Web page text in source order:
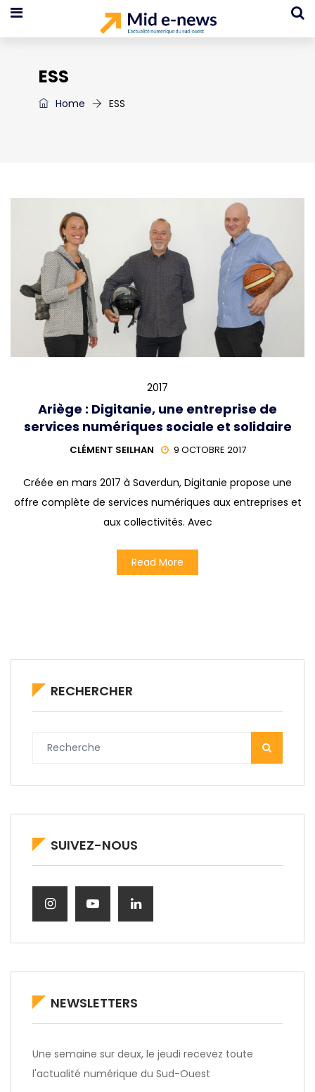
ESS
Home ESS
2017
Ariège : Digitanie, une entreprise de
services numériques sociale et solidaire
CLÉMENT SEILHAN 9 OCTOBRE 2017
Créée en mars 2017 à Saverdun, Digitanie propose une
offre complète de services numériques aux entreprises et
aux collectivités. Avec
Read More
RECHERCHER
SUIVEZ-NOUS
NEWSLETTERS
Une semaine sur deux, le jeudi recevez toute
l'actualité numérique du Sud-Ouest